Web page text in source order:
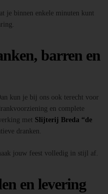
je binnen enkele minuten kunt
barren en
kun je bij ons ook terecht voor
en complete
met Slijterij Breda “de
dranken.
jouw feest volledig in stijl af.
en levering